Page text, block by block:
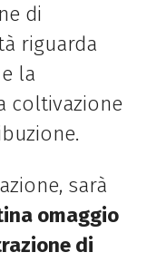
di
riguarda
la
coltivazione
sarà
omaggio
di